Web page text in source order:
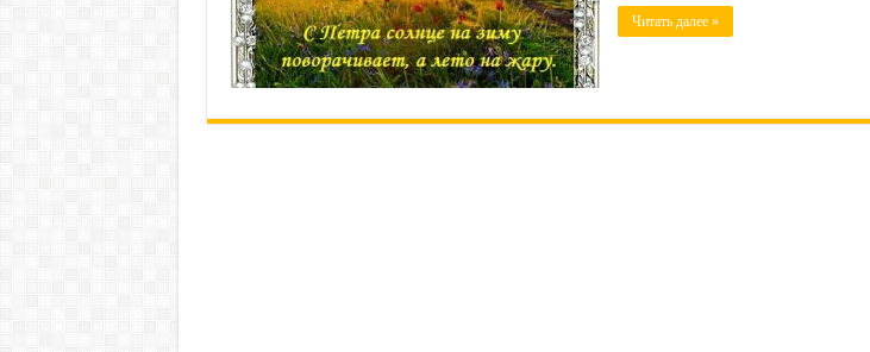
Читать далее »